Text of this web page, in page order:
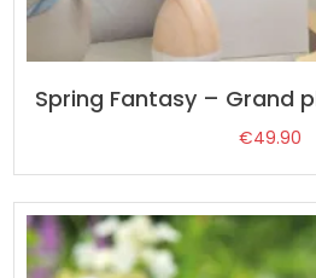
Spring Fantasy – Grand
€49.90